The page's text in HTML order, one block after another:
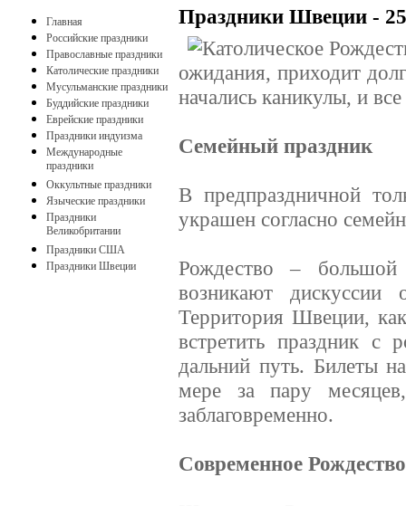
Главная
Российские праздники
Православные праздники
Католические праздники
Мусульманские праздники
Буддийские праздники
Еврейские праздники
Праздники индуизма
Международные
праздники
Оккультные праздники
Языческие праздники
Праздники
Великобритании
Праздники США
Праздники Швеции
Праздники Швеции - 25
ожидания, приходит
начались каникулы, и
Семейный праздник
В предпраздничной
украшен согласно
Рождество –
возникают
Территория Швеции,
встретить праздник с
дальний путь. Билеты
мере за пару
заблаговременно.
Современное Рождество